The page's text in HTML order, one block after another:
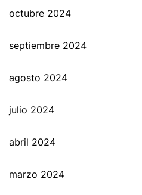
octubre 2024
septiembre 2024
agosto 2024
julio 2024
abril 2024
marzo 2024